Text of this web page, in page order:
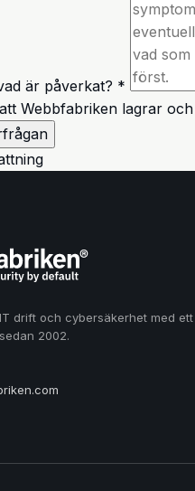
är påverkat? *
Webbfabriken lagrar
drift och cybersäkerhet med ett
2002.